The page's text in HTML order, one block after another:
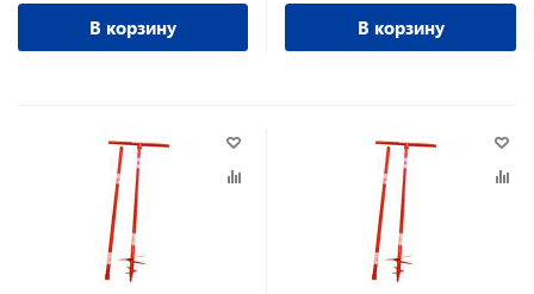
В корзину В корзину